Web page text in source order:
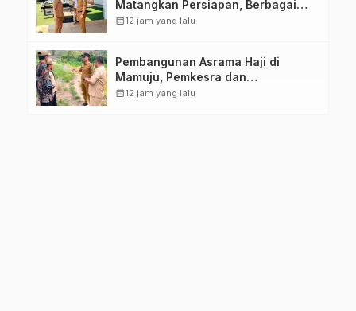
Matangkan Persiapan, Berbagai
Lomba Akan Dilaksanakan Pemprov
calendar_month12 jam yang lalu
Pembangunan Asrama Haji di
Mamuju, Pemkesra dan
Kementerian Haji Sulbar Tinjau
calendar_month12 jam yang lalu